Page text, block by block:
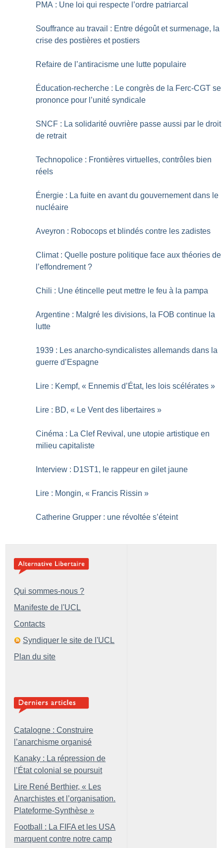
PMA : Une loi qui respecte l’ordre patriarcal
Souffrance au travail : Entre dégoût et surmenage, la
crise des postières et postiers
Refaire de l’antiracisme une lutte populaire
Éducation-recherche : Le congrès de la Ferc-CGT se
prononce pour l’unité syndicale
SNCF : La solidarité ouvrière passe aussi par le droit
de retrait
Technopolice : Frontières virtuelles, contrôles bien
réels
Énergie : La fuite en avant du gouvernement dans le
nucléaire
Aveyron : Robocops et blindés contre les zadistes
Climat : Quelle posture politique face aux théories de
l’effondrement ?
Chili : Une étincelle peut mettre le feu à la pampa
Argentine : Malgré les divisions, la FOB continue la
lutte
1939 : Les anarcho-syndicalistes allemands dans la
guerre d’Espagne
Lire : Kempf, « Ennemis d’État, les lois scélérates »
Lire : BD, « Le Vent des libertaires »
Cinéma : La Clef Revival, une utopie artistique en
milieu capitaliste
Interview : D1ST1, le rappeur en gilet jaune
Lire : Mongin, « Francis Rissin »
Catherine Grupper : une révoltée s’éteint
Qui sommes-nous ?
Manifeste de l'UCL
Contacts
Syndiquer le site de l'UCL
Plan du site
Catalogne : Construire
l’anarchisme organisé
Kanaky : La répression de
l’État colonial se poursuit
Lire René Berthier, « Les
Anarchistes et l’organisation.
Plateforme-Synthèse »
Football : La FIFA et les USA
marquent contre notre camp